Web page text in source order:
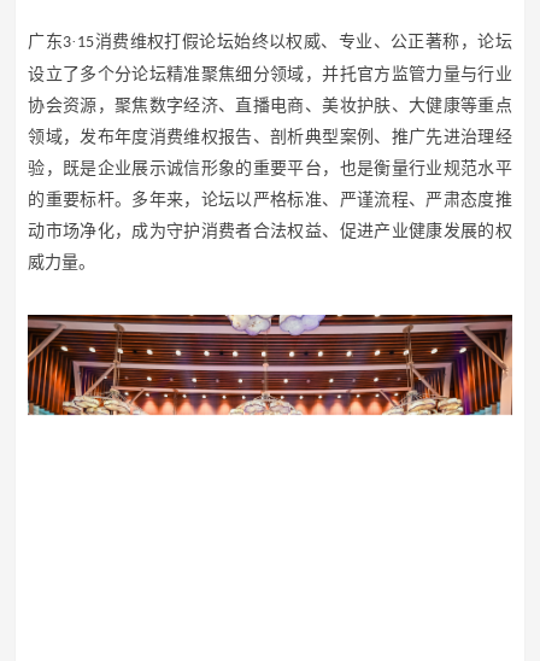
广东3· 15消费维权打假论坛始终以权威、专业、公正著称，论坛
设立了多个分论坛精准聚焦细分领域，并托官方监管力量与行业
协会资源，聚焦数字经济、直播电商、美妆护肤、大健康等重点
领域，发布年度消费维权报告、剖析典型案例、推广先进治理经
验，既是企业展示诚信形象的重要平台，也是衡量行业规范水平
的重要标杆。多年来，论坛以严格标准、严谨流程、严肃态度推
动市场净化，成为守护消费者合法权益、促进产业健康发展的权
威力量。